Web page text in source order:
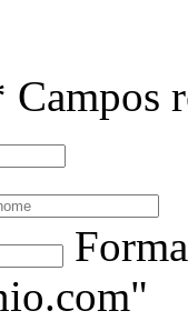
Campos